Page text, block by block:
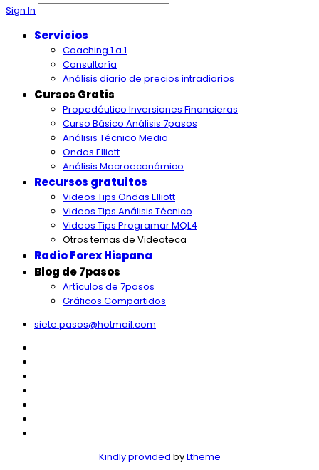
Sign In
Servicios
Coaching 1 a 1
Consultoría
Análisis diario de precios intradiarios
Cursos Gratis
Propedéutico Inversiones Financieras
Curso Básico Análisis 7pasos
Análisis Técnico Medio
Ondas Elliott
Análisis Macroeconómico
Recursos gratuitos
Videos Tips Ondas Elliott
Videos Tips Análisis Técnico
Videos Tips Programar MQL4
Otros temas de Videoteca
Radio Forex Hispana
Blog de 7pasos
Artículos de 7pasos
Gráficos Compartidos
siete.pasos@hotmail.com
Kindly provided byLtheme